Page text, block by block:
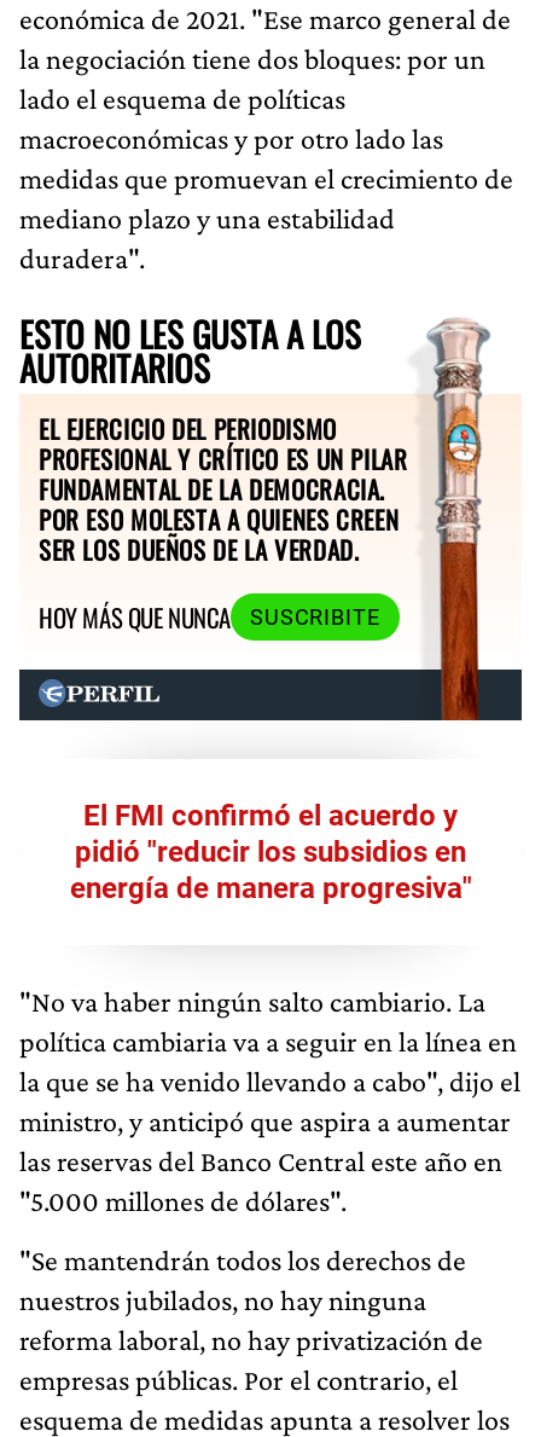
económica de 2021. "Ese marco general de
la negociación tiene dos bloques: por un
lado el esquema de políticas
macroeconómicas y por otro lado las
medidas que promuevan el crecimiento de
mediano plazo y una estabilidad
duradera".
ESTO NO LES GUSTA A LOS
AUTORITARIOS
EL EJERCICIO DEL PERIODISMO
PROFESIONAL Y CRÍTICO ES UN PILAR
FUNDAMENTAL DE LA DEMOCRACIA.
POR ESO MOLESTA A QUIENES CREEN
SER LOS DUEÑOS DE LA VERDAD.
HOY MÁS QUE NUNCA
SUSCRIBITE
El FMI confirmó el acuerdo y
pidió "reducir los subsidios en
energía de manera progresiva"
"No va haber ningún salto cambiario. La
política cambiaria va a seguir en la línea en
la que se ha venido llevando a cabo", dijo el
ministro, y anticipó que aspira a aumentar
las reservas del Banco Central este año en
"5.000 millones de dólares".
"Se mantendrán todos los derechos de
nuestros jubilados, no hay ninguna
reforma laboral, no hay privatización de
empresas públicas. Por el contrario, el
esquema de medidas apunta a resolver los